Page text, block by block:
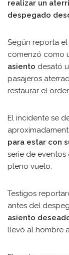
realizar un
despegado
Según reporta
comenzó como
asiento desató
pasajeros
restaurar el
El incidente se
para estar con
serie de
pleno vuelo.
Testigos
antes del
asiento
llevó al hombre